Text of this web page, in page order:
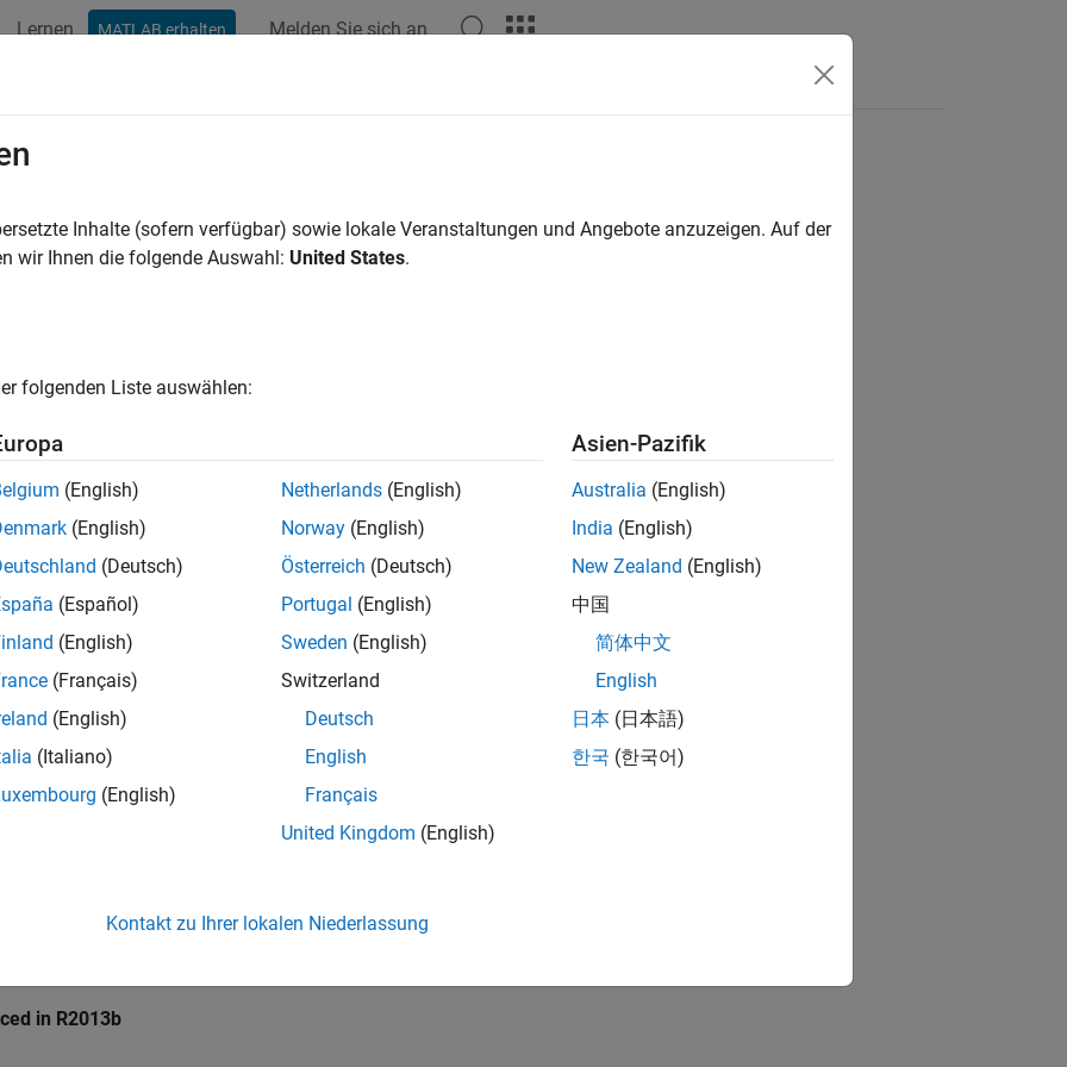
Lernen MATLAB erhalten Melden Sie sich an
are connected when the module is instantiated
signals are connected when the module is instantiated.
(default) | Interface
Port list
aSystemVerilog module with a port list in the header, representing its interface.
SystemVerilog
Use
in R2013b
Inhalte (sofern verfügbar) sowie lokale Veranstaltungen und Angebote anzuzeigen. Auf der
wir Ihnen die folgende Auswahl: United States.
folgenden Liste auswählen:
(English)
(English)
(Deutsch)
(Español)
(English)
(Français)
(English)
(Italiano)
(English)
Netherlands (English)
Norway (English)
Österreich (Deutsch)
Portugal (English)
Sweden (English)
Switzerland
Deutsch
English
Français
United Kingdom (English)
Asien-Pazifik
Australia (English)
India (English)
New Zealand (English)
中国
简体中文
English
日本 (日本語)
한국 (한국어)
Kontakt zu Ihrer lokalen Niederlassung